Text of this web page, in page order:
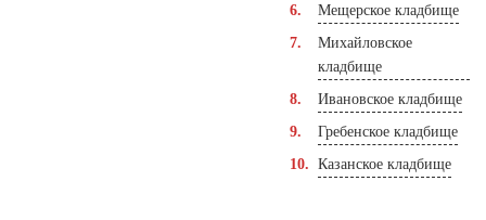
Мещерское кладбище
Михайловское
кладбище
Ивановское кладбище
Гребенское кладбище
Казанское кладбище